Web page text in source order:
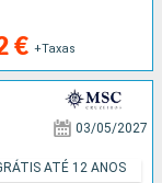
€ +Taxas
03/05/2027
ATÉ 12 ANOS